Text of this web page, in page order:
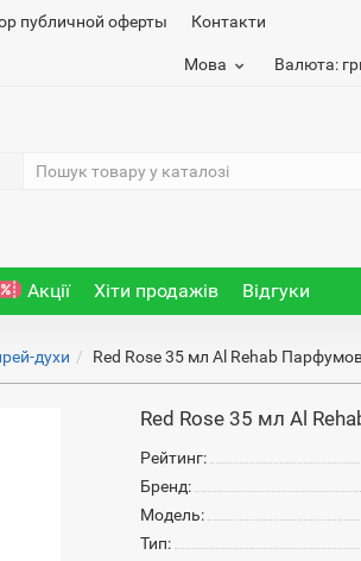
публичной оферты Контакти
Мова Валюта:
Акції Хіти продажів Відгуки
духи Red Rose 35 мл Al Rehab
Red Rose 35 мл Al
Рейтинг:
Бренд:
Модель:
Тип: